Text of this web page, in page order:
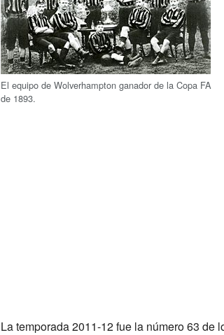
El equipo de Wolverhampton ganador de la Copa FA
de 1893.
La temporada 2011-12 fue la número 63 de